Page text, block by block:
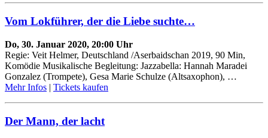
Vom Lokführer, der die Liebe suchte…
Do, 30. Januar 2020, 20:00 Uhr
Regie: Veit Helmer, Deutschland /Aserbaidschan 2019, 90 Min,
Komödie Musikalische Begleitung: Jazzabella: Hannah Maradei
Gonzalez (Trompete), Gesa Marie Schulze (Altsaxophon), …
Mehr Infos | Tickets kaufen
Der Mann, der lacht